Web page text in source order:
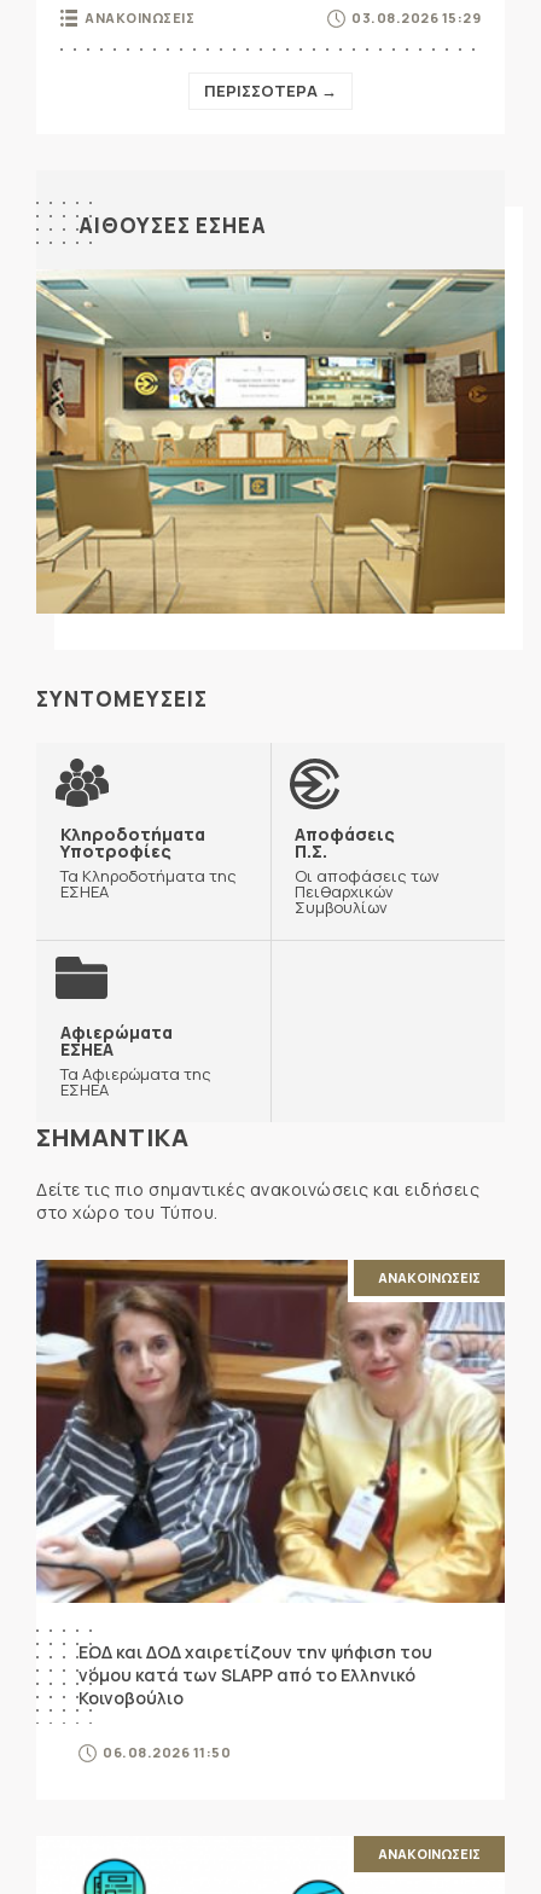
ΑΝΑΚΟΙΝΩΣΕΙΣ 03.08.2026 15:29
ΠΕΡΙΣΣΟΤΕΡΑ →
ΑΙΘΟΥΣΕΣ ΕΣΗΕΑ
ΣΥΝΤΟΜΕΥΣΕΙΣ
Κληροδοτήματα
Υποτροφίες
Τα Κληροδοτήματα της
ΕΣΗΕΑ
Αποφάσεις
Π.Σ.
Οι αποφάσεις των
Πειθαρχικών
Συμβουλίων
Αφιερώματα
ΕΣΗΕΑ
Τα Αφιερώματα της
ΕΣΗΕΑ
ΣΗΜΑΝΤΙΚΑ
Δείτε τις πιο σημαντικές ανακοινώσεις και ειδήσεις
στο χώρο του Τύπου.
ΑΝΑΚΟΙΝΩΣΕΙΣ
ΕΟΔ και ΔΟΔ χαιρετίζουν την ψήφιση του
νόμου κατά των SLAPP από το Ελληνικό
Κοινοβούλιο
06.08.2026 11:50
ΑΝΑΚΟΙΝΩΣΕΙΣ